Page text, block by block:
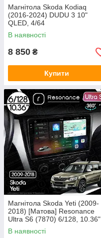
Магнітола Skoda Kodiaq
(2016-2024) DUDU 3 10"
QLED, 4/64
В наявності
8 850 ₴
Купити
Магнітола Skoda Yeti (2009-
2018) [Матова] Resonance
Ultra S6 (7870) 6/128, 10.36"
2K QLED, 360
В наявності